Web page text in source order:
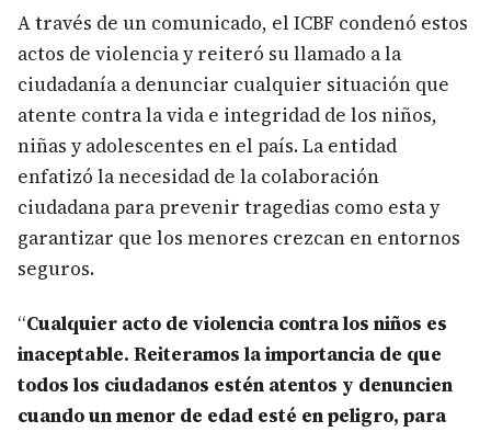
A través de un comunicado, el ICBF condenó estos
actos de violencia y reiteró su llamado a la
ciudadanía a denunciar cualquier situación que
atente contra la vida e integridad de los niños,
niñas y adolescentes en el país. La entidad
enfatizó la necesidad de la colaboración
ciudadana para prevenir tragedias como esta y
garantizar que los menores crezcan en entornos
seguros.
“Cualquier acto de violencia contra los niños es
inaceptable. Reiteramos la importancia de que
todos los ciudadanos estén atentos y denuncien
cuando un menor de edad esté en peligro, para